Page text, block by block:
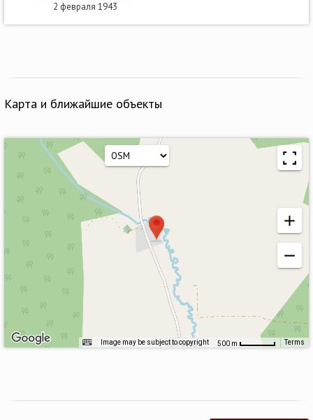
2 февраля 1943
Карта и ближайшие объекты
Image may be subject to copyright 500 m Terms